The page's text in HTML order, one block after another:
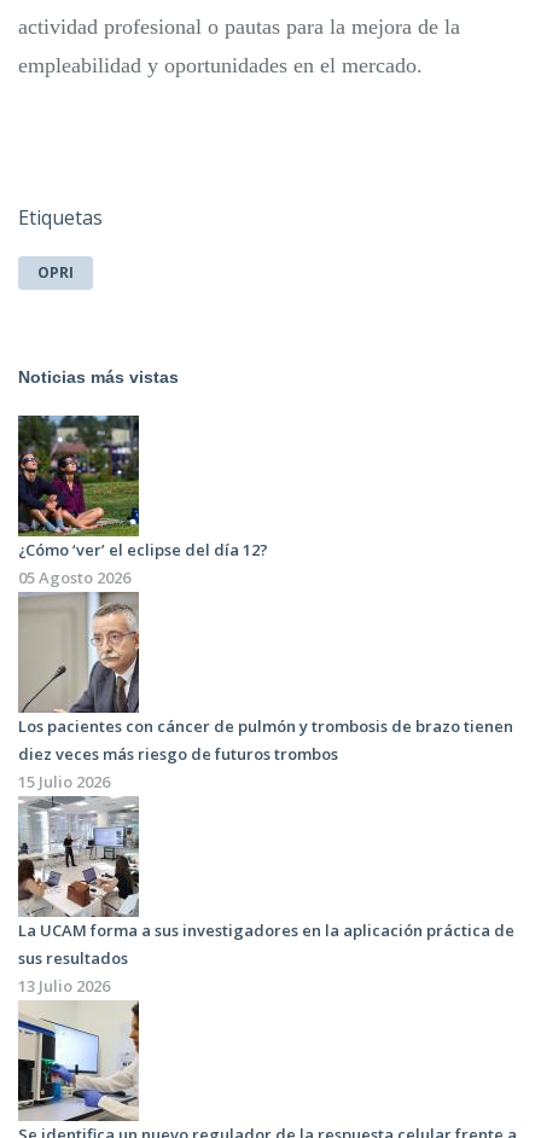
actividad profesional o pautas para la mejora de la
empleabilidad y oportunidades en el mercado.
Etiquetas
OPRI
Noticias más vistas
¿Cómo ‘ver’ el eclipse del día 12?
05 Agosto 2026
Los pacientes con cáncer de pulmón y trombosis de brazo tienen
diez veces más riesgo de futuros trombos
15 Julio 2026
La UCAM forma a sus investigadores en la aplicación práctica de
sus resultados
13 Julio 2026